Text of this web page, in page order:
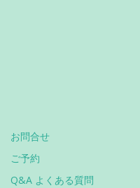
お問合せ
ご予約
Q&A よくある質問